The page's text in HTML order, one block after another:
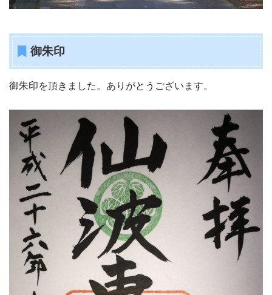
御朱印
御朱印を頂きました。ありがとうございます。